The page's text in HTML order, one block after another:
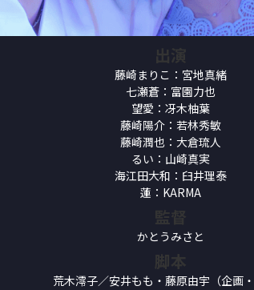
出演
藤崎まりこ：宮地真緒
七瀬蒼：富園力也
望愛：冴木柚葉
藤崎陽介：若林秀敏
藤崎潤也：大倉琉人
るい：山崎真実
海江田大和：臼井理泰
蓮：KARMA
監督
かとうみさと
脚本
荒木澪子／安井もも・藤原由宇（企画